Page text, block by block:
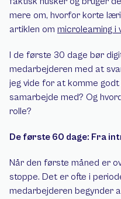
mere om, hvorfor korte
artiklen om microlearning i
I de første 30 dage bør
medarbejderen med at
jeg vide for at komme godt
samarbejde med? Og
rolle?
De første 60 dage: Fra
Når den første måned er
stoppe. Det er ofte i
medarbejderen begynder